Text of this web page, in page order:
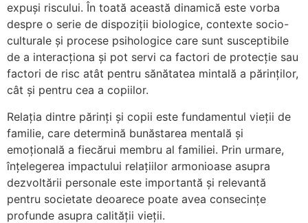
expuși riscului. În toată această dinamică este vorba
despre o serie de dispoziții biologice, contexte socio-
culturale și procese psihologice care sunt susceptibile
de a interacționa și pot servi ca factori de protecție sau
factori de risc atât pentru sănătatea mintală a părinților,
cât și pentru cea a copiilor.
Relația dintre părinți și copii este fundamentul vieții de
familie, care determină bunăstarea mentală și
emoțională a fiecărui membru al familiei. Prin urmare,
înțelegerea impactului relațiilor armonioase asupra
dezvoltării personale este importantă și relevantă
pentru societate deoarece poate avea consecințe
profunde asupra calității vieții.